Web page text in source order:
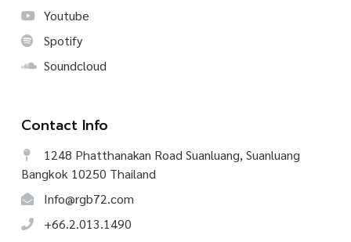
Youtube
Spotify
Soundcloud
Contact Info
1248 Phatthanakan Road Suanluang, Suanluang
Bangkok 10250 Thailand
Info@rgb72.com
+66.2.013.1490